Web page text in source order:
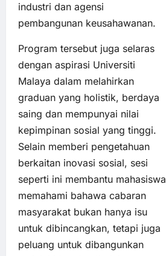
industri dan agensi
pembangunan keusahawanan.
Program tersebut juga selaras
dengan aspirasi Universiti
Malaya dalam melahirkan
graduan yang holistik, berdaya
saing dan mempunyai nilai
kepimpinan sosial yang tinggi.
Selain memberi pengetahuan
berkaitan inovasi sosial, sesi
seperti ini membantu mahasiswa
memahami bahawa cabaran
masyarakat bukan hanya isu
untuk dibincangkan, tetapi juga
peluang untuk dibangunkan